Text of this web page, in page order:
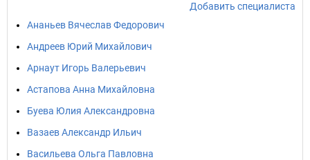
Добавить специалиста
Ананьев Вячеслав Федорович
Андреев Юрий Михайлович
Арнаут Игорь Валерьевич
Астапова Анна Михайловна
Буева Юлия Александровна
Вазаев Александр Ильич
Васильева Ольга Павловна